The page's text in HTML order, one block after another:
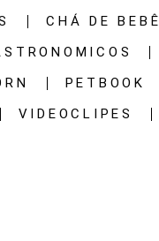
CHÁ DE BEBÊ
PETBOOK
VIDEOCLIPES